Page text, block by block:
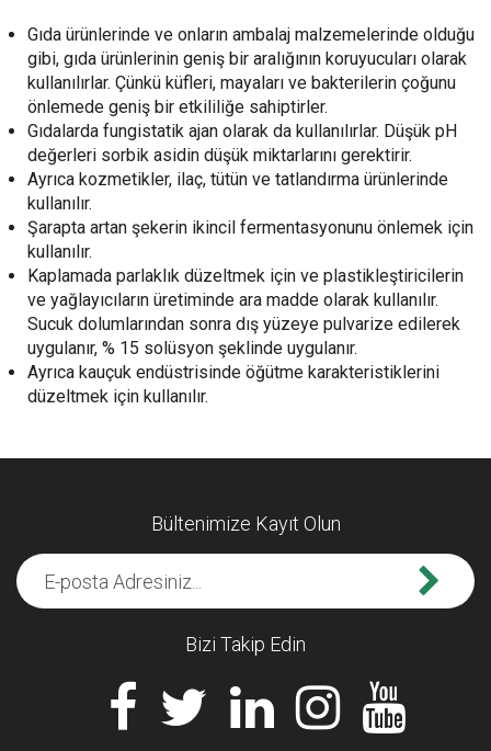
Gıda ürünlerinde ve onların ambalaj malzemelerinde olduğu
gibi, gıda ürünlerinin geniş bir aralığının koruyucuları olarak
kullanılırlar. Çünkü küfleri, mayaları ve bakterilerin çoğunu
önlemede geniş bir etkililiğe sahiptirler.
Gıdalarda fungistatik ajan olarak da kullanılırlar. Düşük pH
değerleri sorbik asidin düşük miktarlarını gerektirir.
Ayrıca kozmetikler, ilaç, tütün ve tatlandırma ürünlerinde
kullanılır.
Şarapta artan şekerin ikincil fermentasyonunu önlemek için
kullanılır.
Kaplamada parlaklık düzeltmek için ve plastikleştiricilerin
ve yağlayıcıların üretiminde ara madde olarak kullanılır.
Sucuk dolumlarından sonra dış yüzeye pulvarize edilerek
uygulanır, % 15 solüsyon şeklinde uygulanır.
Ayrıca kauçuk endüstrisinde öğütme karakteristiklerini
düzeltmek için kullanılır.
Bültenimize Kayıt Olun
Bizi Takip Edin